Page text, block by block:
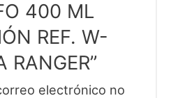
400 ML
REF. W-
RANGER”
electrónico no